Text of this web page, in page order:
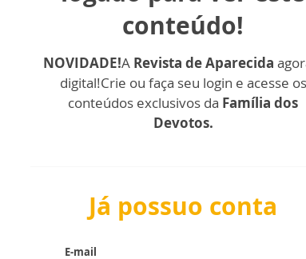
conteúdo!
NOVIDADE!A Revista de Aparecida
digital!Crie ou faça seu login e acesse os
conteúdos exclusivos da Família dos
Devotos.
Já possuo conta
E-mail